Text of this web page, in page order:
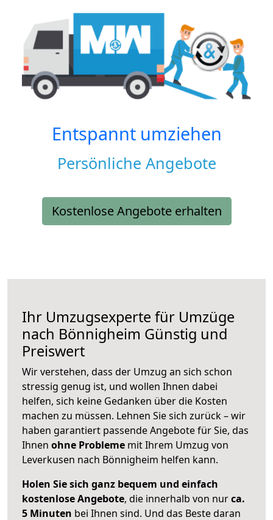
Entspannt umziehen
Persönliche Angebote
Kostenlose Angebote erhalten
Ihr Umzugsexperte für Umzüge
nach Bönnigheim Günstig und
Preiswert
Wir verstehen, dass der Umzug an sich schon
stressig genug ist, und wollen Ihnen dabei
helfen, sich keine Gedanken über die Kosten
machen zu müssen. Lehnen Sie sich zurück – wir
haben garantiert passende Angebote für Sie, das
Ihnen ohne Probleme mit Ihrem Umzug von
Leverkusen nach Bönnigheim helfen kann.
Holen Sie sich ganz bequem und einfach
kostenlose Angebote, die innerhalb von nurca.
5 Minuten bei Ihnen sind. Und das Beste daran